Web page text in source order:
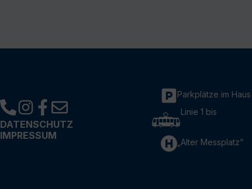
DATENSCHUTZ
IMPRESSUM
Parkplätze im Haus
Linie 1 bis
„Alter Messplatz“